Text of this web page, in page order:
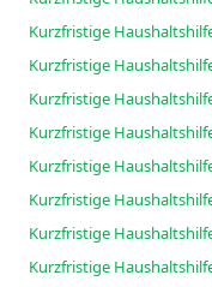
Kurzfristige
Kurzfristige
Kurzfristige
Kurzfristige
Kurzfristige
Kurzfristige
Kurzfristige
Kurzfristige